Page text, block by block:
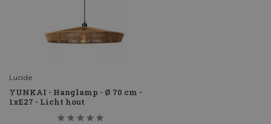
Lucide
YUNKAI - Hanglamp - Ø 70 cm -
1xE27 - Licht hout